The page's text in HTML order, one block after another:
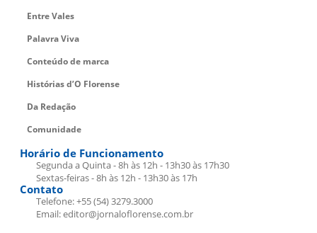
Entre Vales
Palavra Viva
Conteúdo de marca
Histórias d’O Florense
Da Redação
Comunidade
Horário de Funcionamento
Segunda a Quinta - 8h às 12h - 13h30 às 17h30
Sextas-feiras - 8h às 12h - 13h30 às 17h
Contato
Telefone: +55 (54) 3279.3000
Email: editor@jornaloflorense.com.br